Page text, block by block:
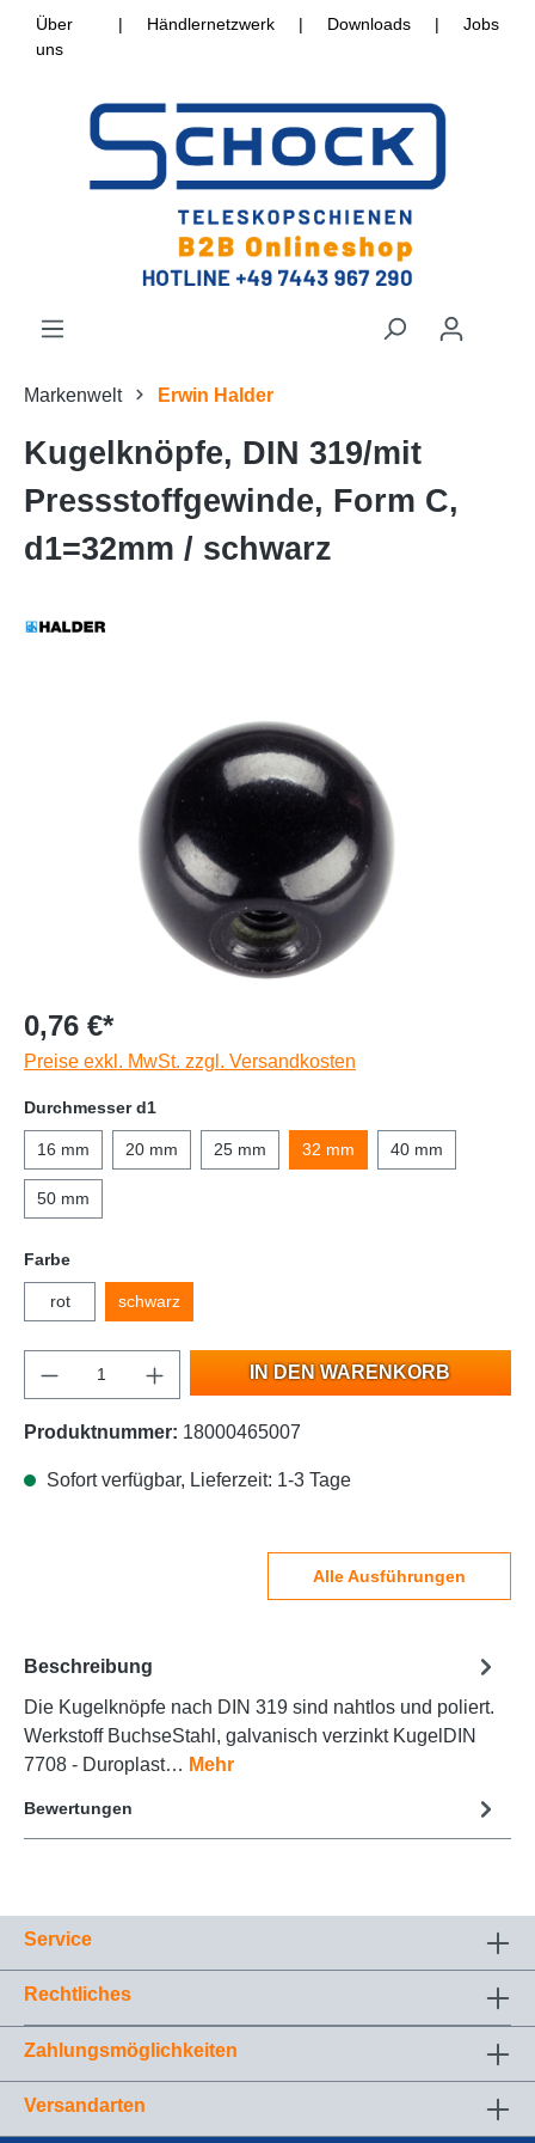
Über
uns
| Händlernetzwerk | Downloads | Jobs
Markenwelt Erwin Halder
Kugelknöpfe, DIN 319/mit
Pressstoffgewinde, Form C,
d1=32mm / schwarz
0,76 €*
Preise exkl. MwSt. zzgl. Versandkosten
Durchmesser d1
16 mm 20 mm 25 mm 32 mm 40 mm
50 mm
Farbe
rot schwarz
IN DEN WARENKORB
Produktnummer: 18000465007
Sofort verfügbar, Lieferzeit: 1-3 Tage
Alle Ausführungen
Beschreibung
Die Kugelknöpfe nach DIN 319 sind nahtlos und poliert.
Werkstoff BuchseStahl, galvanisch verzinkt KugelDIN
7708 - Duroplast… Mehr
Bewertungen
Service
Rechtliches
Zahlungsmöglichkeiten
Versandarten